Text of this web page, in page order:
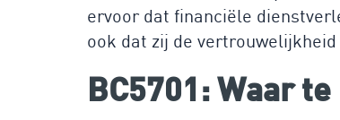
ervoor dat financiële
ook dat zij de
BC5701: Waar